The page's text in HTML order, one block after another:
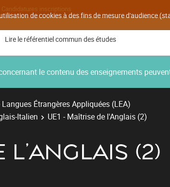
de cookies à des fins de mesure d'audience
Candidatures inscriptions
Lire le référentiel commun des études
le contenu des enseignements
Étrangères Appliquées (LEA)
Italien
UE1 - Maîtrise de l'Anglais (2)
L'ANGLAIS (2)